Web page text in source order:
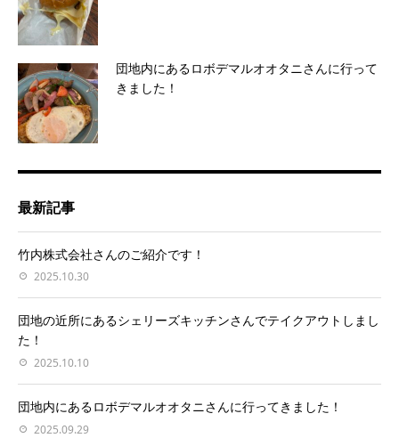
団地内にあるロボデマルオオタニさんに行って
きました！
最新記事
竹内株式会社さんのご紹介です！
2025.10.30
団地の近所にあるシェリーズキッチンさんでテイクアウトしまし
た！
2025.10.10
団地内にあるロボデマルオオタニさんに行ってきました！
2025.09.29